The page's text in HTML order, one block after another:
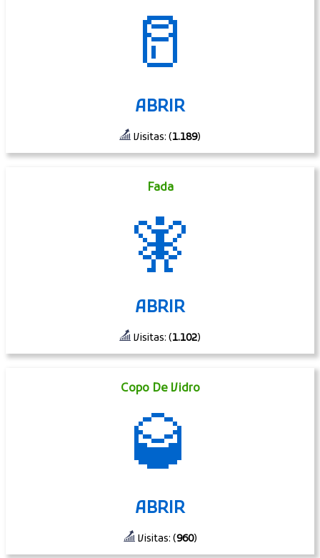
🥛
ABRIR
Visitas: (1.189)
Fada
🧚
ABRIR
Visitas: (1.102)
Copo De Vidro
🥃
ABRIR
Visitas: (960)